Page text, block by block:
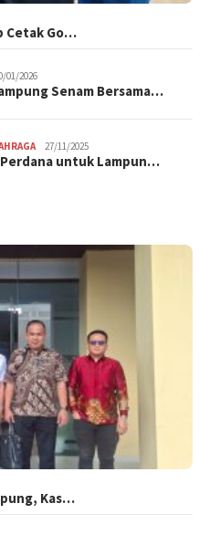
Cetak Go…
01/2026
Senam Bersama…
27/11/2025
Perdana untuk Lampun…
Kas…